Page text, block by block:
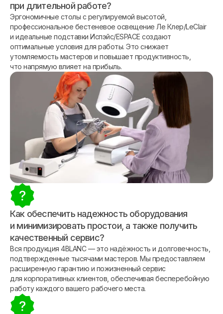
при длительной работе?
Эргономичные столы с регулируемой высотой,
профессиональное бестеневое освещение Ле Клер/LeClair
и идеальные подставки Испэйс/ESPACE создают
оптимальные условия для работы. Это снижает
утомляемость мастеров и повышает продуктивность,
что напрямую влияет на прибыль.
Как обеспечить надежность оборудования
и минимизировать простои, а также получить
качественный сервис?
Вся продукция 4BLANC — это надёжность и долговечность,
подтвержденные тысячами мастеров. Мы предоставляем
расширенную гарантию и пожизненный сервис
для корпоративных клиентов, обеспечивая бесперебойную
работу каждого вашего рабочего места.